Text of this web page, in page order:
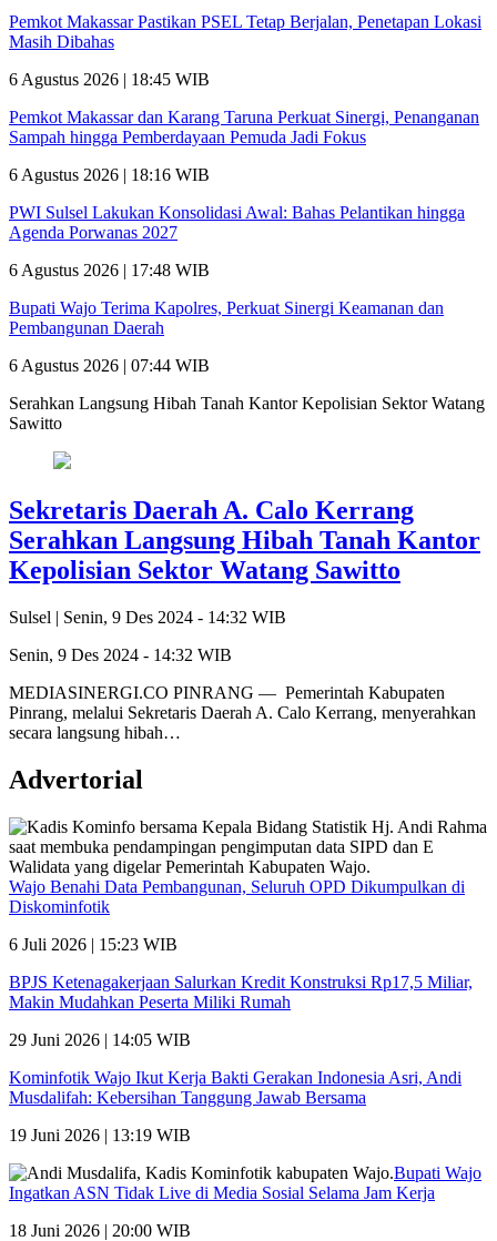
Pemkot Makassar Pastikan PSEL Tetap Berjalan, Penetapan Lokasi
Masih Dibahas
6 Agustus 2026 | 18:45 WIB
Pemkot Makassar dan Karang Taruna Perkuat Sinergi, Penanganan
Sampah hingga Pemberdayaan Pemuda Jadi Fokus
6 Agustus 2026 | 18:16 WIB
PWI Sulsel Lakukan Konsolidasi Awal: Bahas Pelantikan hingga
Agenda Porwanas 2027
6 Agustus 2026 | 17:48 WIB
Bupati Wajo Terima Kapolres, Perkuat Sinergi Keamanan dan
Pembangunan Daerah
6 Agustus 2026 | 07:44 WIB
Serahkan Langsung Hibah Tanah Kantor Kepolisian Sektor Watang
Sawitto
Sekretaris Daerah A. Calo Kerrang
Serahkan Langsung Hibah Tanah Kantor
Kepolisian Sektor Watang Sawitto
Sulsel | Senin, 9 Des 2024 - 14:32 WIB
Senin, 9 Des 2024 - 14:32 WIB
MEDIASINERGI.CO PINRANG — Pemerintah Kabupaten
Pinrang, melalui Sekretaris Daerah A. Calo Kerrang, menyerahkan
secara langsung hibah…
Advertorial
Wajo Benahi Data Pembangunan, Seluruh OPD Dikumpulkan di
Diskominfotik
6 Juli 2026 | 15:23 WIB
BPJS Ketenagakerjaan Salurkan Kredit Konstruksi Rp17,5 Miliar,
Makin Mudahkan Peserta Miliki Rumah
29 Juni 2026 | 14:05 WIB
Kominfotik Wajo Ikut Kerja Bakti Gerakan Indonesia Asri, Andi
Musdalifah: Kebersihan Tanggung Jawab Bersama
19 Juni 2026 | 13:19 WIB
Bupati Wajo
Ingatkan ASN Tidak Live di Media Sosial Selama Jam Kerja
18 Juni 2026 | 20:00 WIB